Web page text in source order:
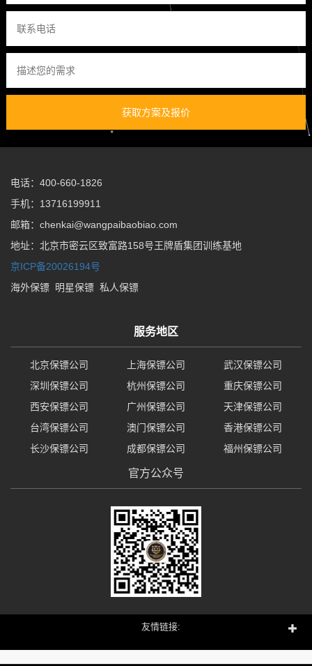
获取方案及报价
电话：400-660-1826
手机：13716199911
邮箱：chenkai@wangpaibaobiao.com
地址：北京市密云区致富路158号王牌盾集团训练基地
京ICP备20026194号
海外保镖
明星保镖 私人保镖
服务地区
北京保镖公司 上海保镖公司
武汉保镖公司
深圳保镖公司
杭州保镖公司
重庆保镖公司
西安保镖公司
广州保镖公司
天津保镖公司
台湾保镖公司
澳门保镖公司
香港保镖公司
长沙保镖公司
成都保镖公司 福州保镖公司
官方公众号
友情链接: